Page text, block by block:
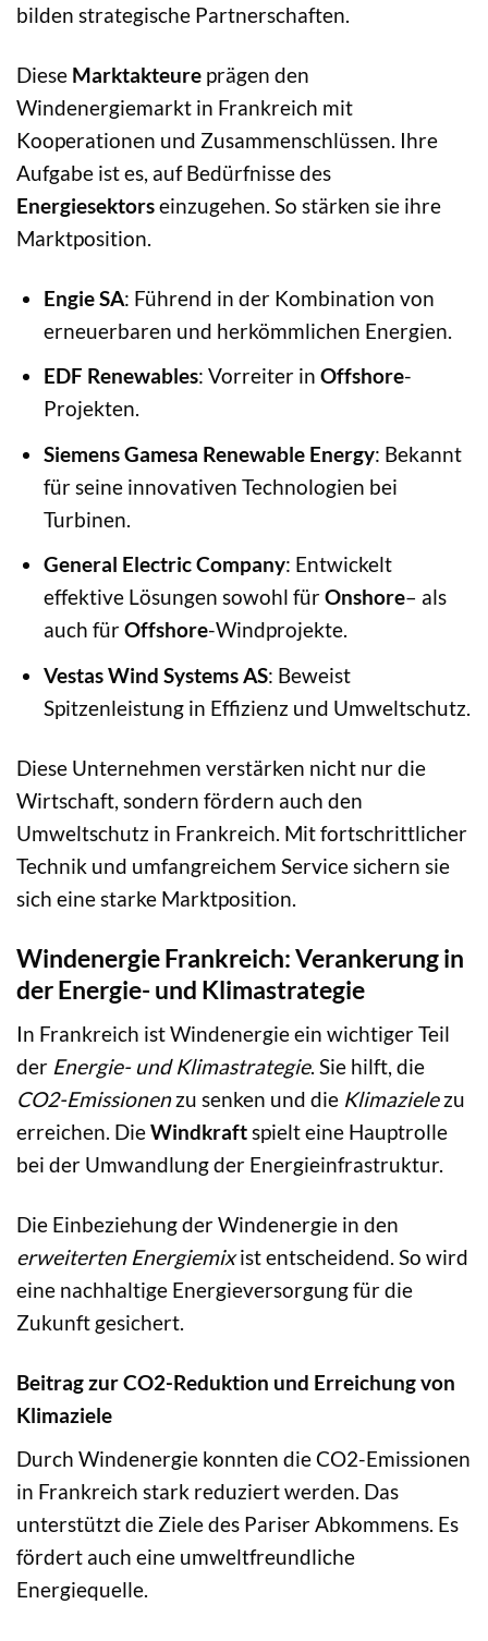
bilden strategische Partnerschaften.
Diese Marktakteure prägen den
Windenergiemarkt in Frankreich mit
Kooperationen und Zusammenschlüssen. Ihre
Aufgabe ist es, auf Bedürfnisse des
Energiesektorseinzugehen. So stärken sie ihre
Marktposition.
Engie SA: Führend in der Kombination von
erneuerbaren und herkömmlichen Energien.
EDF Renewables: Vorreiter in Offshore-
Projekten.
Siemens Gamesa Renewable Energy: Bekannt
für seine innovativen Technologien bei
Turbinen.
General Electric Company: Entwickelt
effektive Lösungen sowohl fürOnshore– als
auch fürOffshore-Windprojekte.
Vestas Wind Systems AS: Beweist
Spitzenleistung in Effizienz und Umweltschutz.
Diese Unternehmen verstärken nicht nur die
Wirtschaft, sondern fördern auch den
Umweltschutz in Frankreich. Mit fortschrittlicher
Technik und umfangreichem Service sichern sie
sich eine starke Marktposition.
Windenergie Frankreich: Verankerung in
der Energie- und Klimastrategie
In Frankreich ist Windenergie ein wichtiger Teil
der Energie- und Klimastrategie. Sie hilft, die
CO2-Emissionenzu senken und die Klimazielezu
erreichen. DieWindkraftspielt eine Hauptrolle
bei der Umwandlung der Energieinfrastruktur.
Die Einbeziehung der Windenergie in den
erweiterten Energiemixist entscheidend. So wird
eine nachhaltige Energieversorgung für die
Zukunft gesichert.
Beitrag zur CO2-Reduktion und Erreichung von
Klimaziele
Durch Windenergie konnten die CO2-Emissionen
in Frankreich stark reduziert werden. Das
unterstützt die Ziele des Pariser Abkommens. Es
fördert auch eine umweltfreundliche
Energiequelle.